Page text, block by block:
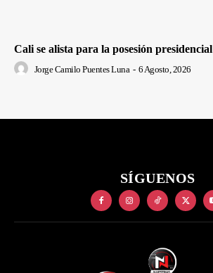
Cali se alista para la posesión presidencial
Jorge Camilo Puentes Luna - 6 Agosto, 2026
SÍGUENOS